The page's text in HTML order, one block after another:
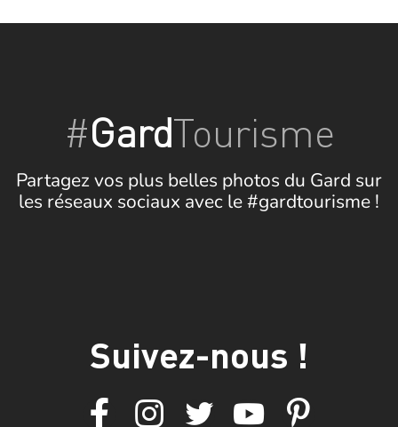
#GardTourisme
Partagez vos plus belles photos du Gard sur
les réseaux sociaux avec le #gardtourisme !
Suivez-nous !